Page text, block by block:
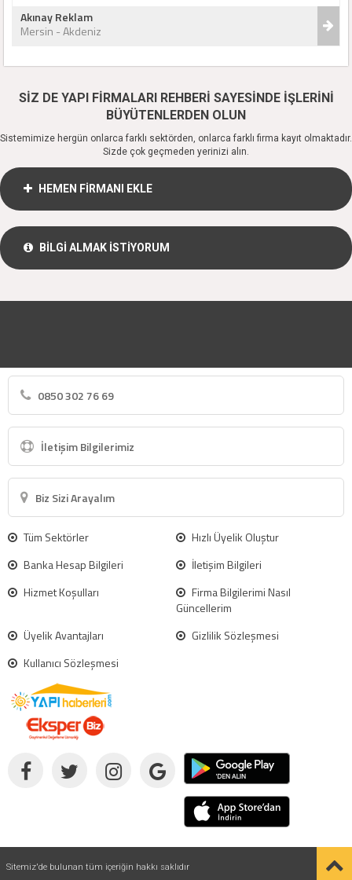
Akınay Reklam
Mersin - Akdeniz
SİZ DE YAPI FİRMALARI REHBERİ SAYESİNDE İŞLERİNİ
BÜYÜTENLERDEN OLUN
Sistemimize hergün onlarca farklı sektörden, onlarca farklı firma kayıt olmaktadır.
Sizde çok geçmeden yerinizi alın.
HEMEN FİRMANI EKLE
BİLGİ ALMAK İSTİYORUM
0850 302 76 69
İletişim Bilgilerimiz
Biz Sizi Arayalım
Tüm Sektörler
Hızlı Üyelik Oluştur
Banka Hesap Bilgileri
İletişim Bilgileri
Hizmet Koşulları
Firma Bilgilerimi Nasıl
Güncellerim
Üyelik Avantajları
Gizlilik Sözleşmesi
Kullanıcı Sözleşmesi
Sitemiz'de bulunan tüm içeriğin hakkı saklıdır